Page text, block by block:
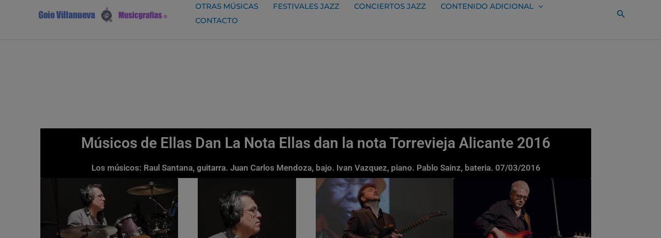
OTRAS MÚSICAS FESTIVALES JAZZ CONCIERTOS JAZZ
CONTENIDO ADICIONAL
CONTACTO
Buscar
Músicos de Ellas Dan La Nota Ellas dan la nota Torrevieja Alicante 2016
Los músicos: Raul Santana, guitarra. Juan Carlos Mendoza, bajo. Ivan Vazquez, piano. Pablo Sainz, bateria. 07/03/2016